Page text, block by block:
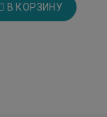
В КОРЗИНУ